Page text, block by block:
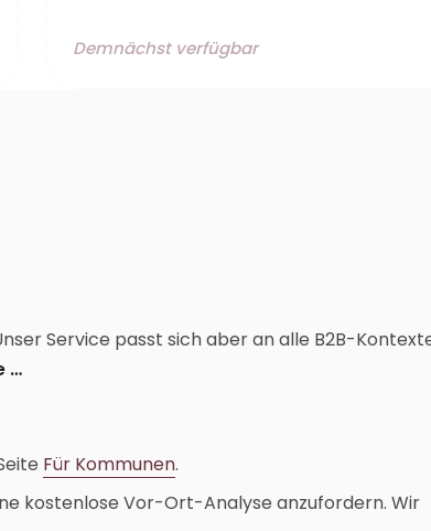
Demnächst verfügbar
Service passt sich aber an alle B2B-
…
Für Kommunen.
kostenlose Vor-Ort-Analyse anzufordern. Wir